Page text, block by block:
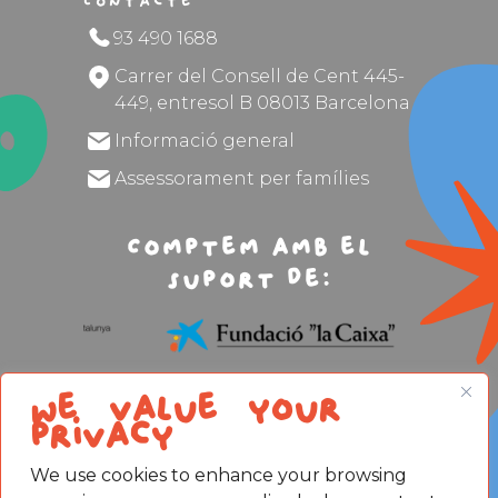
We value your
privacy
We use cookies to enhance your browsing
93 490 1688
Carrer del Consell de Cent 445-
449, entresol B 08013 Barcelona
Informació general
Assessorament per famílies
Comptem amb el
suport de:
Avís legal